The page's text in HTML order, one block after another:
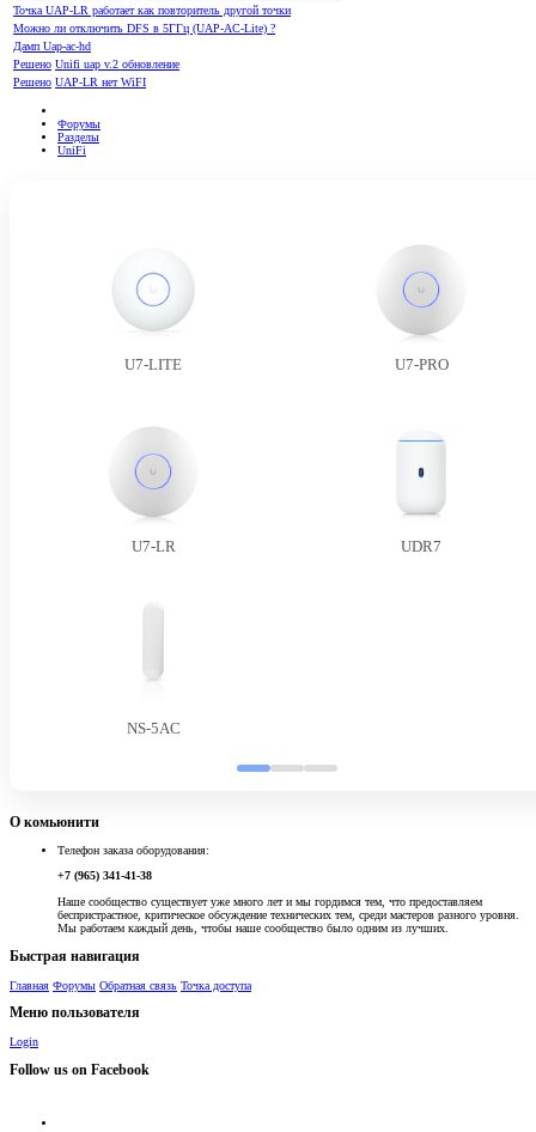
Точка UAP-LR работает как повторитель другой точки
Можно ли отключить DFS в 5ГГц (UAP-AC-Lite) ?
Дамп Uap-ac-hd
Решено Unifi uap v.2 обновление
Решено UAP-LR нет WiFI
Форумы
Разделы
UniFi
U7-LITE U7-PRO
U7-LR UDR7
NS-5AC
О комьюнити
Телефон заказа оборудования:
+7 (965) 341-41-38
Наше сообщество существует уже много лет и мы гордимся тем, что предоставляем
беспристрастное, критическое обсуждение технических тем, среди мастеров разного уровня.
Мы работаем каждый день, чтобы наше сообщество было одним из лучших.
Быстрая навигация
Главная Форумы Обратная связь Точка доступа
Меню пользователя
Login
Follow us on Facebook